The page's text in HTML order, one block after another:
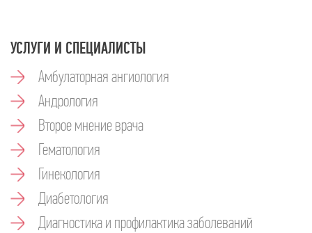
УСЛУГИ И СПЕЦИАЛИСТЫ
Амбулаторная ангиология
Андрология
Второе мнение врача
Гематология
Гинекология
Диабетология
Диагностика и профилактика заболеваний